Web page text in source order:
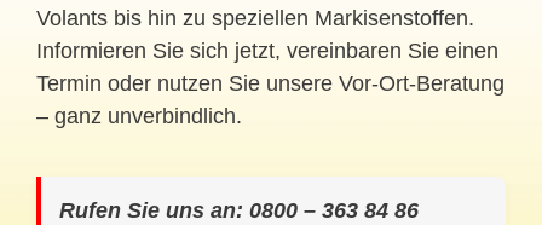
Volants bis hin zu speziellen Markisenstoffen.
Informieren Sie sich jetzt, vereinbaren Sie einen
Termin oder nutzen Sie unsere Vor-Ort-Beratung
– ganz unverbindlich.
Rufen Sie uns an: 0800 – 363 84 86